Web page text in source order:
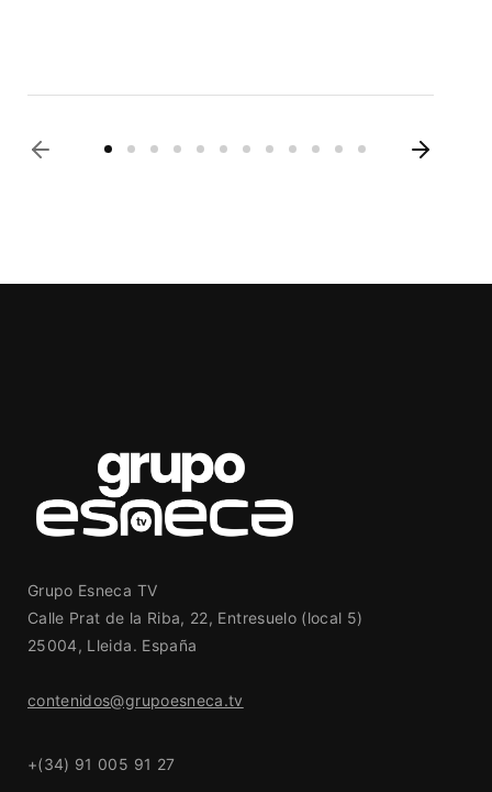
Grupo Esneca TV
Calle Prat de la Riba, 22, Entresuelo (local 5)
25004, Lleida. España
contenidos@grupoesneca.tv
+(34) 91 005 91 27